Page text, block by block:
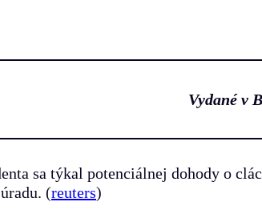
Vydané v
sa týkal potenciálnej dohody o
(reuters)